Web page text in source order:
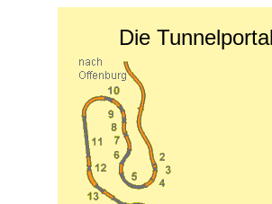
Die